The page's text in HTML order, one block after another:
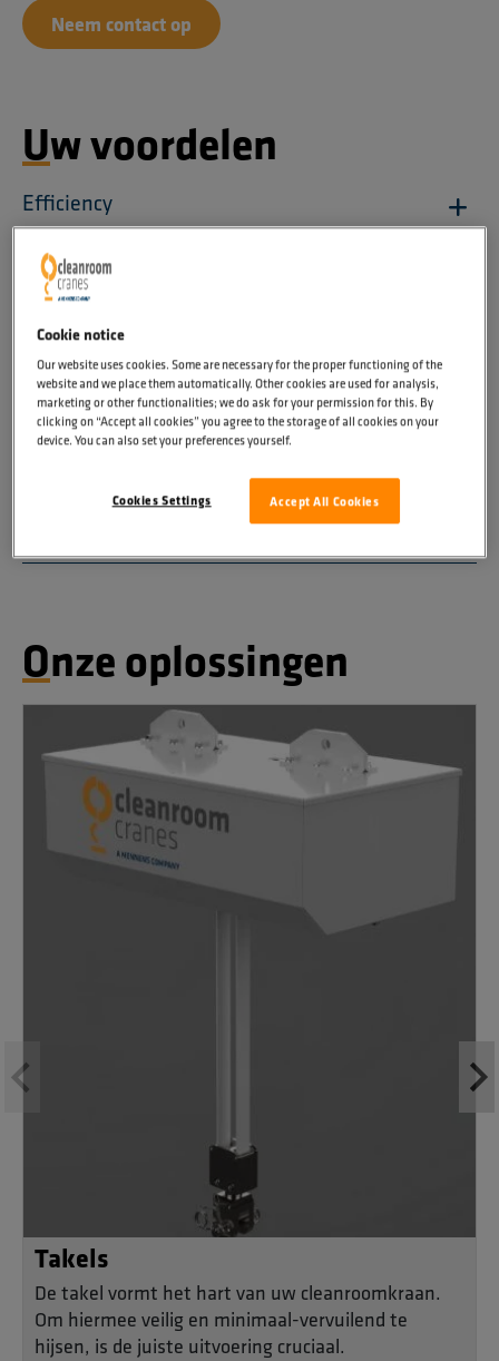
Neem contact op
Uw voordelen
Efficiency
Stroomlijn uw proces verregaand. U bent zeker van
maximale efficiency én werkcomfort.
Conform ISO
Voldoe aantoonbaar aan wet- en regelgeving en
benodigde ISO-classificaties.
Veilig en schoon
Verplaats kostbare ruimtevaartobjecten veilig en
schoon. Géén verspreiding van stof.
Frequentiegeregeld
Onze hijsmiddelen nemen minimale volume in.
Onze oplossingen
Takels
De takel vormt het hart van uw cleanroomkraan.
Om hiermee veilig en minimaal-vervuilend te
hijsen, is de juiste uitvoering cruciaal.
Cookie notice
Our website uses cookies. Some are necessary for the proper functioning of the
website and we place them automatically. Other cookies are used for analysis,
marketing or other functionalities; we do ask for your permission for this. By
clicking on “Accept all cookies” you agree to the storage of all cookies on your
device. You can also set your preferences yourself.
Accept All Cookies
Cookies Settings